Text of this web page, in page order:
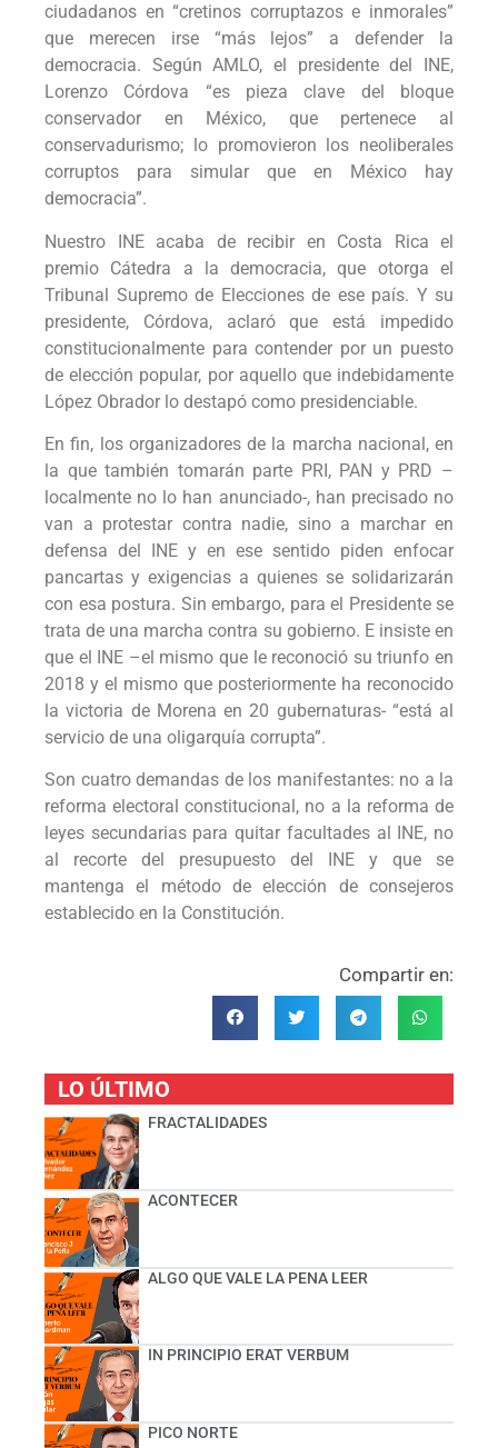
ciudadanos en “cretinos corruptazos e inmorales”
que merecen irse “más lejos” a defender la
democracia. Según AMLO, el presidente del INE,
Lorenzo Córdova “es pieza clave del bloque
conservador en México, que pertenece al
conservadurismo; lo promovieron los neoliberales
corruptos para simular que en México hay
democracia”.
Nuestro INE acaba de recibir en Costa Rica el
premio Cátedra a la democracia, que otorga el
Tribunal Supremo de Elecciones de ese país. Y su
presidente, Córdova, aclaró que está impedido
constitucionalmente para contender por un puesto
de elección popular, por aquello que indebidamente
López Obrador lo destapó como presidenciable.
En fin, los organizadores de la marcha nacional, en
la que también tomarán parte PRI, PAN y PRD –
localmente no lo han anunciado-, han precisado no
van a protestar contra nadie, sino a marchar en
defensa del INE y en ese sentido piden enfocar
pancartas y exigencias a quienes se solidarizarán
con esa postura. Sin embargo, para el Presidente se
trata de una marcha contra su gobierno. E insiste en
que el INE –el mismo que le reconoció su triunfo en
2018 y el mismo que posteriormente ha reconocido
la victoria de Morena en 20 gubernaturas- “está al
servicio de una oligarquía corrupta”.
Son cuatro demandas de los manifestantes: no a la
reforma electoral constitucional, no a la reforma de
leyes secundarias para quitar facultades al INE, no
al recorte del presupuesto del INE y que se
mantenga el método de elección de consejeros
establecido en la Constitución.
Compartir en:
LO ÚLTIMO
FRACTALIDADES
ACONTECER
ALGO QUE VALE LA PENA LEER
IN PRINCIPIO ERAT VERBUM
PICO NORTE